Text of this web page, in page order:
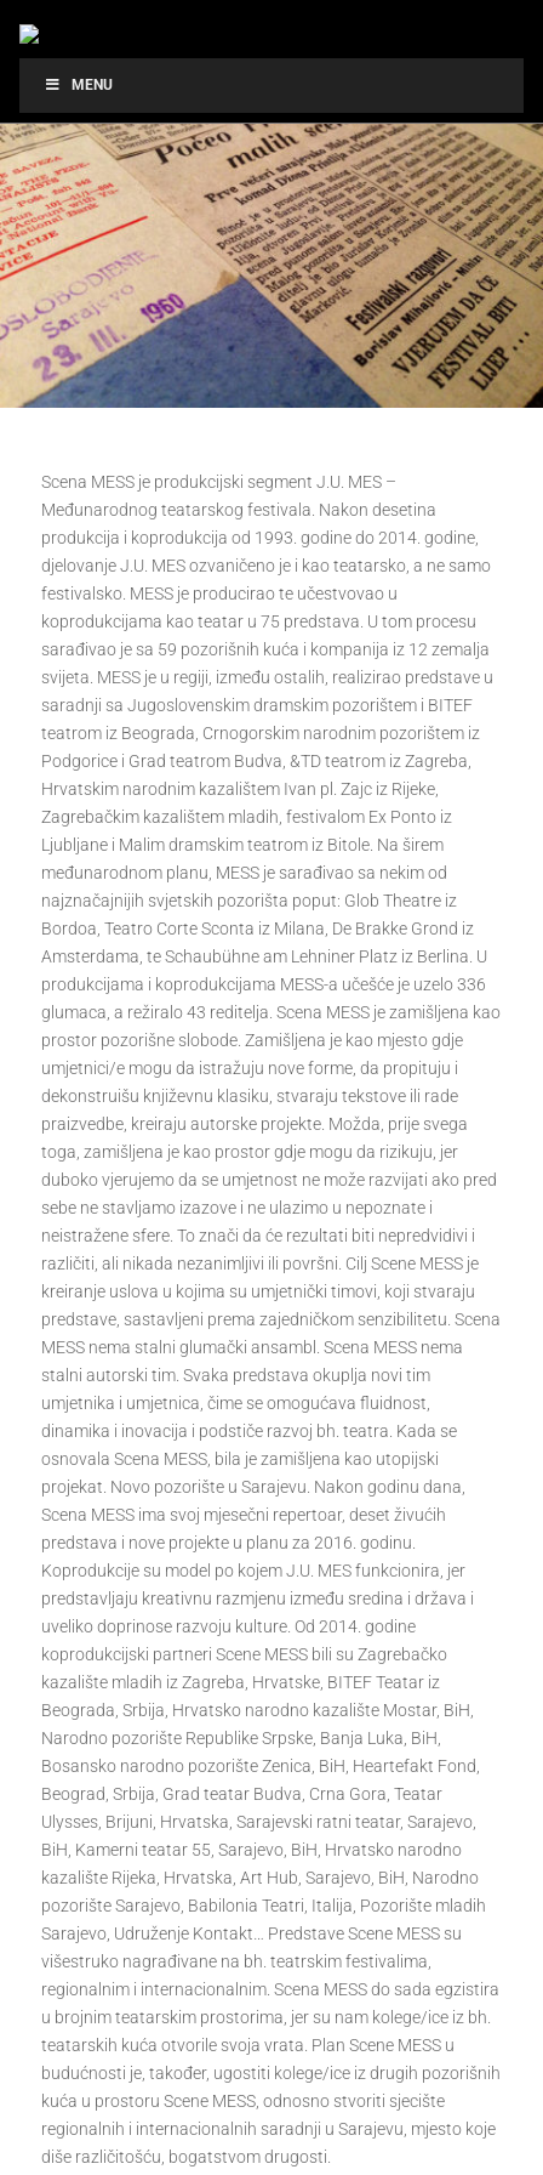
MENU
Scena MESS je produkcijski segment J.U. MES –
Međunarodnog teatarskog festivala. Nakon desetina
produkcija i koprodukcija od 1993. godine do 2014. godine,
djelovanje J.U. MES ozvaničeno je i kao teatarsko, a ne samo
festivalsko. MESS je producirao te učestvovao u
koprodukcijama kao teatar u 75 predstava. U tom procesu
sarađivao je sa 59 pozorišnih kuća i kompanija iz 12 zemalja
svijeta. MESS je u regiji, između ostalih, realizirao predstave u
saradnji sa Jugoslovenskim dramskim pozorištem i BITEF
teatrom iz Beograda, Crnogorskim narodnim pozorištem iz
Podgorice i Grad teatrom Budva, &TD teatrom iz Zagreba,
Hrvatskim narodnim kazalištem Ivan pl. Zajc iz Rijeke,
Zagrebačkim kazalištem mladih, festivalom Ex Ponto iz
Ljubljane i Malim dramskim teatrom iz Bitole. Na širem
međunarodnom planu, MESS je sarađivao sa nekim od
najznačajnijih svjetskih pozorišta poput: Glob Theatre iz
Bordoa, Teatro Corte Sconta iz Milana, De Brakke Grond iz
Amsterdama, te Schaubühne am Lehniner Platz iz Berlina. U
produkcijama i koprodukcijama MESS-a učešće je uzelo 336
glumaca, a režiralo 43 reditelja. Scena MESS je zamišljena kao
prostor pozorišne slobode. Zamišljena je kao mjesto gdje
umjetnici/e mogu da istražuju nove forme, da propituju i
dekonstruišu književnu klasiku, stvaraju tekstove ili rade
praizvedbe, kreiraju autorske projekte. Možda, prije svega
toga, zamišljena je kao prostor gdje mogu da rizikuju, jer
duboko vjerujemo da se umjetnost ne može razvijati ako pred
sebe ne stavljamo izazove i ne ulazimo u nepoznate i
neistražene sfere. To znači da će rezultati biti nepredvidivi i
različiti, ali nikada nezanimljivi ili površni. Cilj Scene MESS je
kreiranje uslova u kojima su umjetnički timovi, koji stvaraju
predstave, sastavljeni prema zajedničkom senzibilitetu. Scena
MESS nema stalni glumački ansambl. Scena MESS nema
stalni autorski tim. Svaka predstava okuplja novi tim
umjetnika i umjetnica, čime se omogućava fluidnost,
dinamika i inovacija i podstiče razvoj bh. teatra. Kada se
osnovala Scena MESS, bila je zamišljena kao utopijski
projekat. Novo pozorište u Sarajevu. Nakon godinu dana,
Scena MESS ima svoj mjesečni repertoar, deset živućih
predstava i nove projekte u planu za 2016. godinu.
Koprodukcije su model po kojem J.U. MES funkcionira, jer
predstavljaju kreativnu razmjenu između sredina i država i
uveliko doprinose razvoju kulture. Od 2014. godine
koprodukcijski partneri Scene MESS bili su Zagrebačko
kazalište mladih iz Zagreba, Hrvatske, BITEF Teatar iz
Beograda, Srbija, Hrvatsko narodno kazalište Mostar, BiH,
Narodno pozorište Republike Srpske, Banja Luka, BiH,
Bosansko narodno pozorište Zenica, BiH, Heartefakt Fond,
Beograd, Srbija, Grad teatar Budva, Crna Gora, Teatar
Ulysses, Brijuni, Hrvatska, Sarajevski ratni teatar, Sarajevo,
BiH, Kamerni teatar 55, Sarajevo, BiH, Hrvatsko narodno
kazalište Rijeka, Hrvatska, Art Hub, Sarajevo, BiH, Narodno
pozorište Sarajevo, Babilonia Teatri, Italija, Pozorište mladih
Sarajevo, Udruženje Kontakt… Predstave Scene MESS su
višestruko nagrađivane na bh. teatrskim festivalima,
regionalnim i internacionalnim. Scena MESS do sada egzistira
u brojnim teatarskim prostorima, jer su nam kolege/ice iz bh.
teatarskih kuća otvorile svoja vrata. Plan Scene MESS u
budućnosti je, također, ugostiti kolege/ice iz drugih pozorišnih
kuća u prostoru Scene MESS, odnosno stvoriti sjecište
regionalnih i internacionalnih saradnji u Sarajevu, mjesto koje
diše različitošću, bogatstvom drugosti.